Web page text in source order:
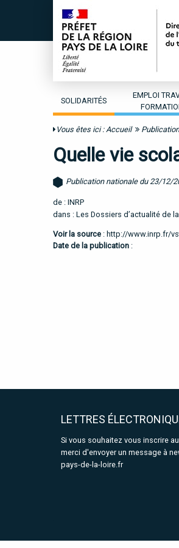
SOLIDARITÉS
EMPLOI
Vous êtes ici : Accueil
Quelle vie
Publication nationale du 23/12/
de : INRP
dans : Les Dossiers d’actualité de la
Voir la source : http://www.inrp.fr/
Date de la publication :
LETTRES
Si vous souhaitez vous inscrire
merci d'envoyer un message à
pays-de-la-loire.fr